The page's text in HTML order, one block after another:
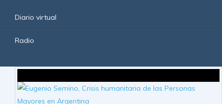
Diario virtual
Radio